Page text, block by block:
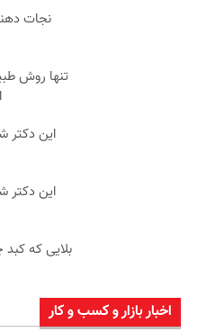
نجات
تنها روش
این دکتر
این دکتر
بلایی که
اخبار بازار و کسب و کار